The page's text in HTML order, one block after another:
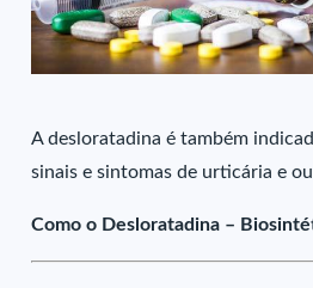
A desloratadina é também
sinais e sintomas de urticária e
Como o Desloratadina –